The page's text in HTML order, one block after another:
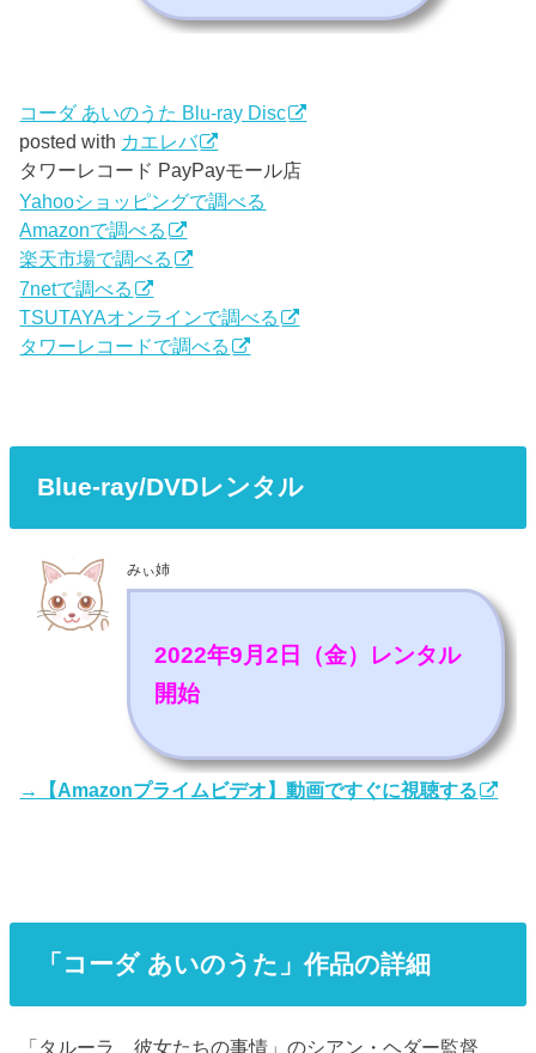
コーダ あいのうた Blu-ray Disc
posted with カエレバ
タワーレコード PayPayモール店
Yahooショッピングで調べる
Amazonで調べる
楽天市場で調べる
7netで調べる
TSUTAYAオンラインで調べる
タワーレコードで調べる
Blue-ray/DVDレンタル
みぃ姉
2022年9月2日（金）レンタル
開始
→【Amazonプライムビデオ】動画ですぐに視聴する
「コーダ あいのうた」作品の詳細
「タルーラ 彼女たちの事情」のシアン・ヘダー監督